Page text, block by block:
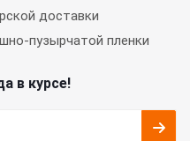
доставки
пузырчатой пленки
в курсе!